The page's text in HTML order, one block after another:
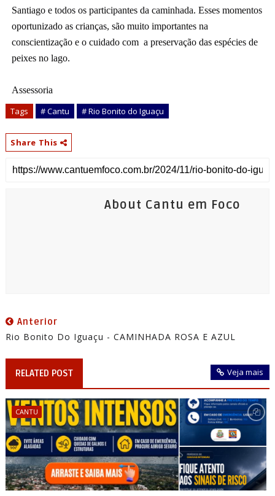
Santiago e todos os participantes da caminhada. Esses momentos
oportunizado as crianças, são muito importantes na
conscientização e o cuidado com  a preservação das espécies de
peixes no lago.
Assessoria
Tags # Cantu # Rio Bonito do Iguaçu
Share This
About Cantu em Foco
Anterior
Rio Bonito Do Iguaçu - CAMINHADA ROSA E AZUL
RELATED POST Veja mais
CANTU